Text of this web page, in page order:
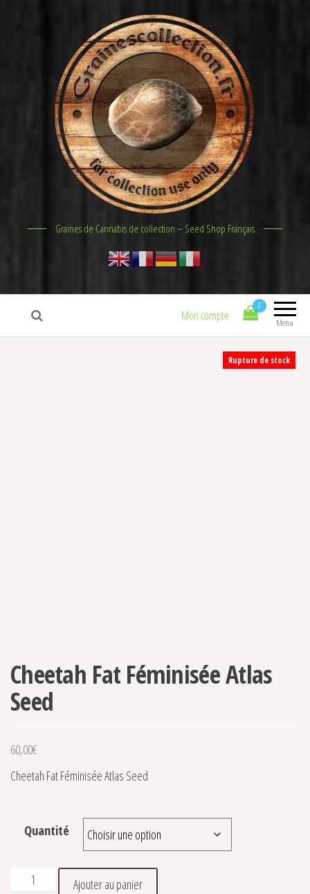
Graines de Cannabis de collection – Seed Shop Français
Menu
0
Mon compte
Cheetah Fat Féminisée Atlas
Seed
60,00€
Rupture de stock
Cheetah Fat Féminisée Atlas Seed
Quantité
quantité de Cheetah Fat Féminisée Atlas Seed
Ajouter au panier